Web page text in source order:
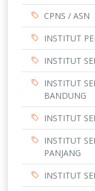
CPNS / ASN
INSTITUT
INSTITUT
INSTITUT
BANDUNG
INSTITUT
INSTITUT
PANJANG
INSTITUT